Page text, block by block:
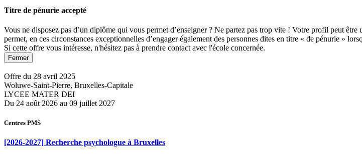
Titre de pénurie accepté
Vous ne disposez pas d’un diplôme qui vous permet d’enseigner ? Ne partez pas trop vite ! Votre profil peut
permet, en ces circonstances exceptionnelles d’engager également des personnes dites en titre « de pénurie »
Si cette offre vous intéresse, n'hésitez pas à prendre contact avec l'école concernée.
Fermer
Offre du 28 avril 2025
Woluwe-Saint-Pierre, Bruxelles-Capitale
LYCEE MATER DEI
Du 24 août 2026 au 09 juillet 2027
Centres PMS
[2026-2027] Recherche psychologue à Bruxelles